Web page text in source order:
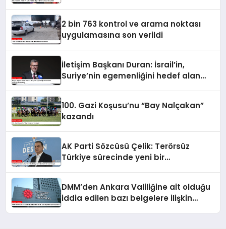
2 bin 763 kontrol ve arama noktası
uygulamasına son verildi
İletişim Başkanı Duran: İsrail’in,
Suriye’nin egemenliğini hedef alan
100. Gazi Koşusu’nu “Bay Nalçakan”
kazandı
AK Parti Sözcüsü Çelik: Terörsüz
Türkiye sürecinde yeni bir
DMM’den Ankara Valiliğine ait olduğu
iddia edilen bazı belgelere ilişkin